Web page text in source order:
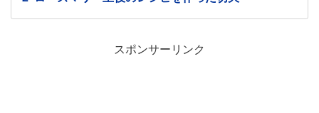
スポンサーリンク